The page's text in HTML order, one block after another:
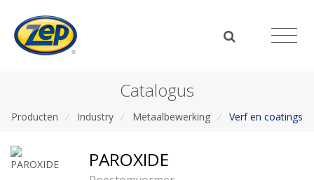
Catalogus
Producten / Industry / Metaalbewerking / Verf en coatings
PAROXIDE